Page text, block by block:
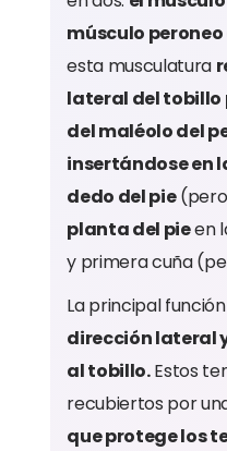
músculo
esta musculatura
lateral del tobillo
del maléolo del
insertándose en
dedo del pie
planta del pieen
y primera cuña
La principal
dirección lateral
al tobillo.Estos
recubiertos por
que protege los